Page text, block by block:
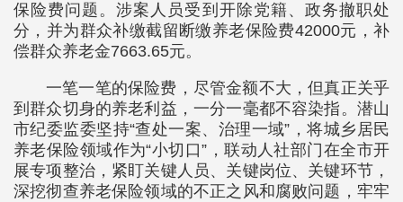
保险费问题。涉案人员受到开除党籍、政务撤职处
分，并为群众补缴截留断缴养老保险费42000元，补
偿群众养老金7663.65元。
一笔一笔的保险费，尽管金额不大，但真正关乎
到群众切身的养老利益，一分一毫都不容染指。潜山
市纪委监委坚持“查处一案、治理一域”，将城乡居民
养老保险领域作为“小切口”，联动人社部门在全市开
展专项整治，紧盯关键人员、关键岗位、关键环节，
深挖彻查养老保险领域的不正之风和腐败问题，牢牢